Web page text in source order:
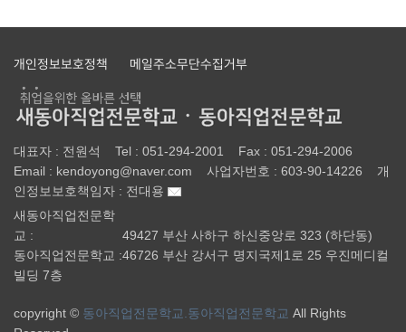
개인정보보호정책 메일주소무단수집거부
대표자 : 전원석 Tel : 051-294-2001 Fax : 051-294-2006
Email : kendoyong@naver.com 사업자번호 : 603-90-14226
개
인정보보호책임자 : 전대용
새동아직업전문학
교 :
49427 부산 사하구 하신중앙로 323 (하단동)
동아직업전문학교 :46726 부산 강서구 명지국제1로 25 우진메디컬
빌딩 7층
copyright © 동아직업전문학교.동아직업전문학교 All Rights